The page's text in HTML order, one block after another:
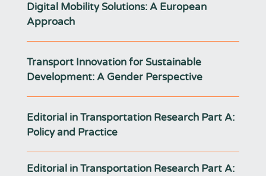
Digital Mobility Solutions: A European
Approach
Transport Innovation for Sustainable
Development: A Gender Perspective
Editorial in Transportation Research Part A:
Policy and Practice
Editorial in Transportation Research Part A: